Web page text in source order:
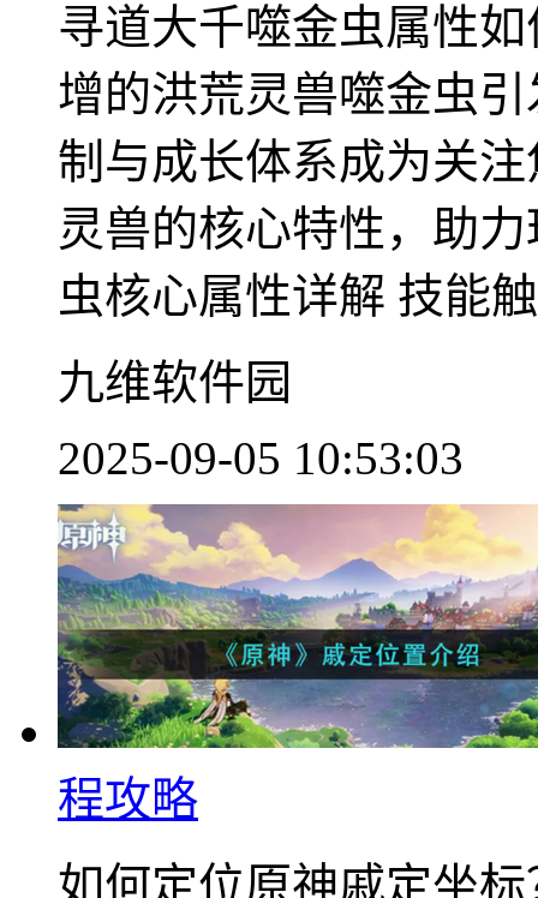
寻道大千噬金虫属性
增的洪荒灵兽噬金虫
制与成长体系成为关
灵兽的核心特性，助
虫核心属性详解 技能
九维软件园
2025-09-05 10:53:03
程攻略
如何定位原神戚定坐